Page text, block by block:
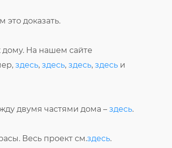
доказать.
На нашем сайте
здесь, здесь, здесь, здесь и
двумя частями дома – здесь.
Весь проект см.здесь.